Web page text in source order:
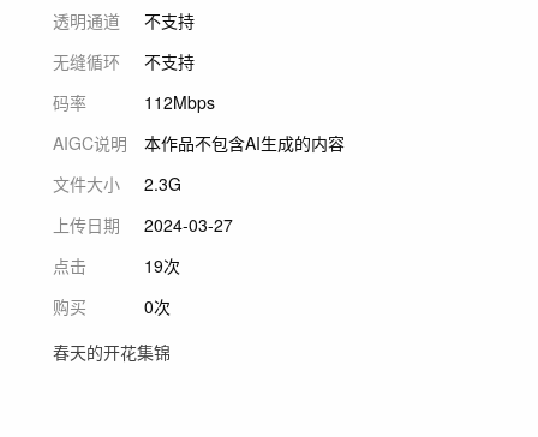
透明通道
不支持
无缝循环
不支持
码率
112Mbps
AIGC说明
本作品不包含AI生成的内容
文件大小
2.3G
上传日期
2024-03-27
点击
19次
购买
0次
春天的开花集锦